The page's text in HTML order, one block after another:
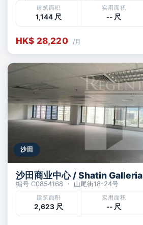
建筑面积
1,144 尺
实用面积
-- 尺
HK$ 28,220 /月
沙田
沙田商业中心 / Shatin Galleria
编号 C0854168 ・ 山尾街18-24号
建筑面积
2,623 尺
实用面积
-- 尺